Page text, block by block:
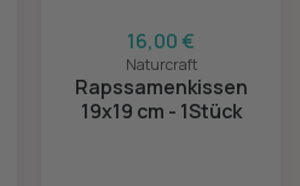
16,00 €
Naturcraft
Rapssamenkissen
19x19 cm - 1Stück